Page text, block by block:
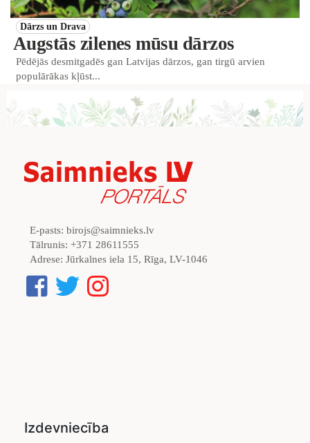
Dārzs un Drava
Augstās zilenes mūsu dārzos
Pēdējās desmitgadēs gan Latvijas dārzos, gan tirgū arvien
populārākas kļūst...
E-pasts: birojs@saimnieks.lv
Tālrunis: +371 28611555
Adrese: Jūrkalnes iela 15, Rīga, LV-1046
Izdevniecība